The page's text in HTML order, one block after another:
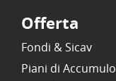
Offerta
Fondi & Sicav
Piani di Accumulo